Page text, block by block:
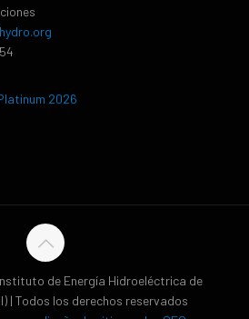
de Energía Hidroeléctrica de
| Todos los derechos reservados